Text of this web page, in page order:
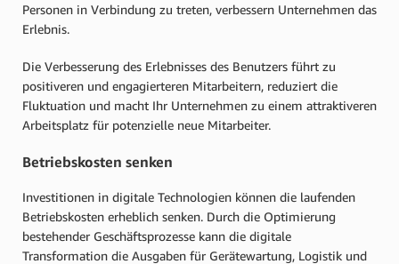
Personen in Verbindung zu treten, verbessern Unternehmen das
Erlebnis.
Die Verbesserung des Erlebnisses des Benutzers führt zu
positiveren und engagierteren Mitarbeitern, reduziert die
Fluktuation und macht Ihr Unternehmen zu einem attraktiveren
Arbeitsplatz für potenzielle neue Mitarbeiter.
Betriebskosten senken
Investitionen in digitale Technologien können die laufenden
Betriebskosten erheblich senken. Durch die Optimierung
bestehender Geschäftsprozesse kann die digitale
Transformation die Ausgaben für Gerätewartung, Logistik und